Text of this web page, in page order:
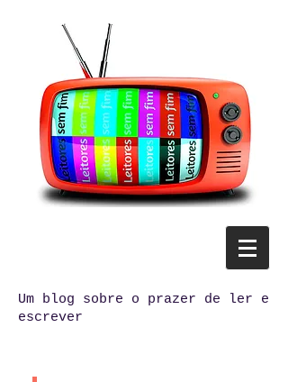
Um blog sobre o prazer de ler e
escrever